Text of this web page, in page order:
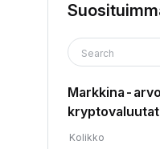
Search
Markkina-
kryptovaluutat
Kolikko